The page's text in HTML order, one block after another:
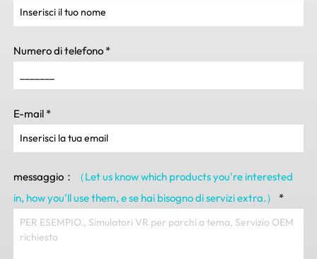
Numero di telefono *
E-mail *
messaggio：
（Let us know which products you're interested
in, how you'll use them, e se hai bisogno di servizi extra.） *